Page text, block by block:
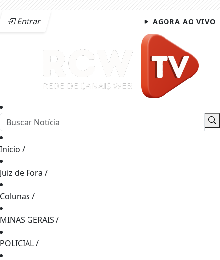
Entrar AGORA AO VIVO
Início /
Juiz de Fora /
Colunas /
MINAS GERAIS /
POLICIAL/